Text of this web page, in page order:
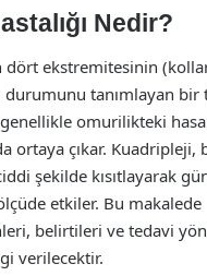
Nedir?
dört ekstremitesinin
durumunu tanımlayan bir
omurilikteki
ortaya çıkar. Kuadripleji,
şekilde kısıtlayarak
etkiler. Bu makalede
belirtileri ve tedavi
verilecektir.